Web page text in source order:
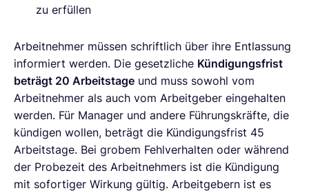
zu erfüllen
Arbeitnehmer müssen schriftlich über ihre Entlassung
informiert werden. Die gesetzliche Kündigungsfrist
beträgt 20 Arbeitstage und muss sowohl vom
Arbeitnehmer als auch vom Arbeitgeber eingehalten
werden. Für Manager und andere Führungskräfte, die
kündigen wollen, beträgt die Kündigungsfrist 45
Arbeitstage. Bei grobem Fehlverhalten oder während
der Probezeit des Arbeitnehmers ist die Kündigung
mit sofortiger Wirkung gültig. Arbeitgebern ist es